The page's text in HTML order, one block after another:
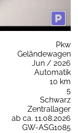
Pkw
Geländewagen
Jun / 2026
Automatik
10 km
5
Schwarz
Zentrallager
ab ca. 11.08.2026
GW-ASG1085